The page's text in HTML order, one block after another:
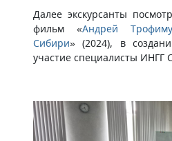
Далее экскурсанты
фильм «Андрей
Сибири» (2024), в
участие специалисты